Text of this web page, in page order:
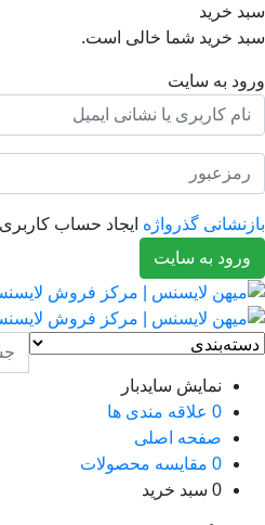
خرید
خرید شما خالی است.
به سایت
گذرواژه
ایجاد حساب کاربری
به سایت
نمایش سایدبار
0
علاقه مندی ها
صفحه اصلی
0
مقایسه محصولات
0
سبد خرید